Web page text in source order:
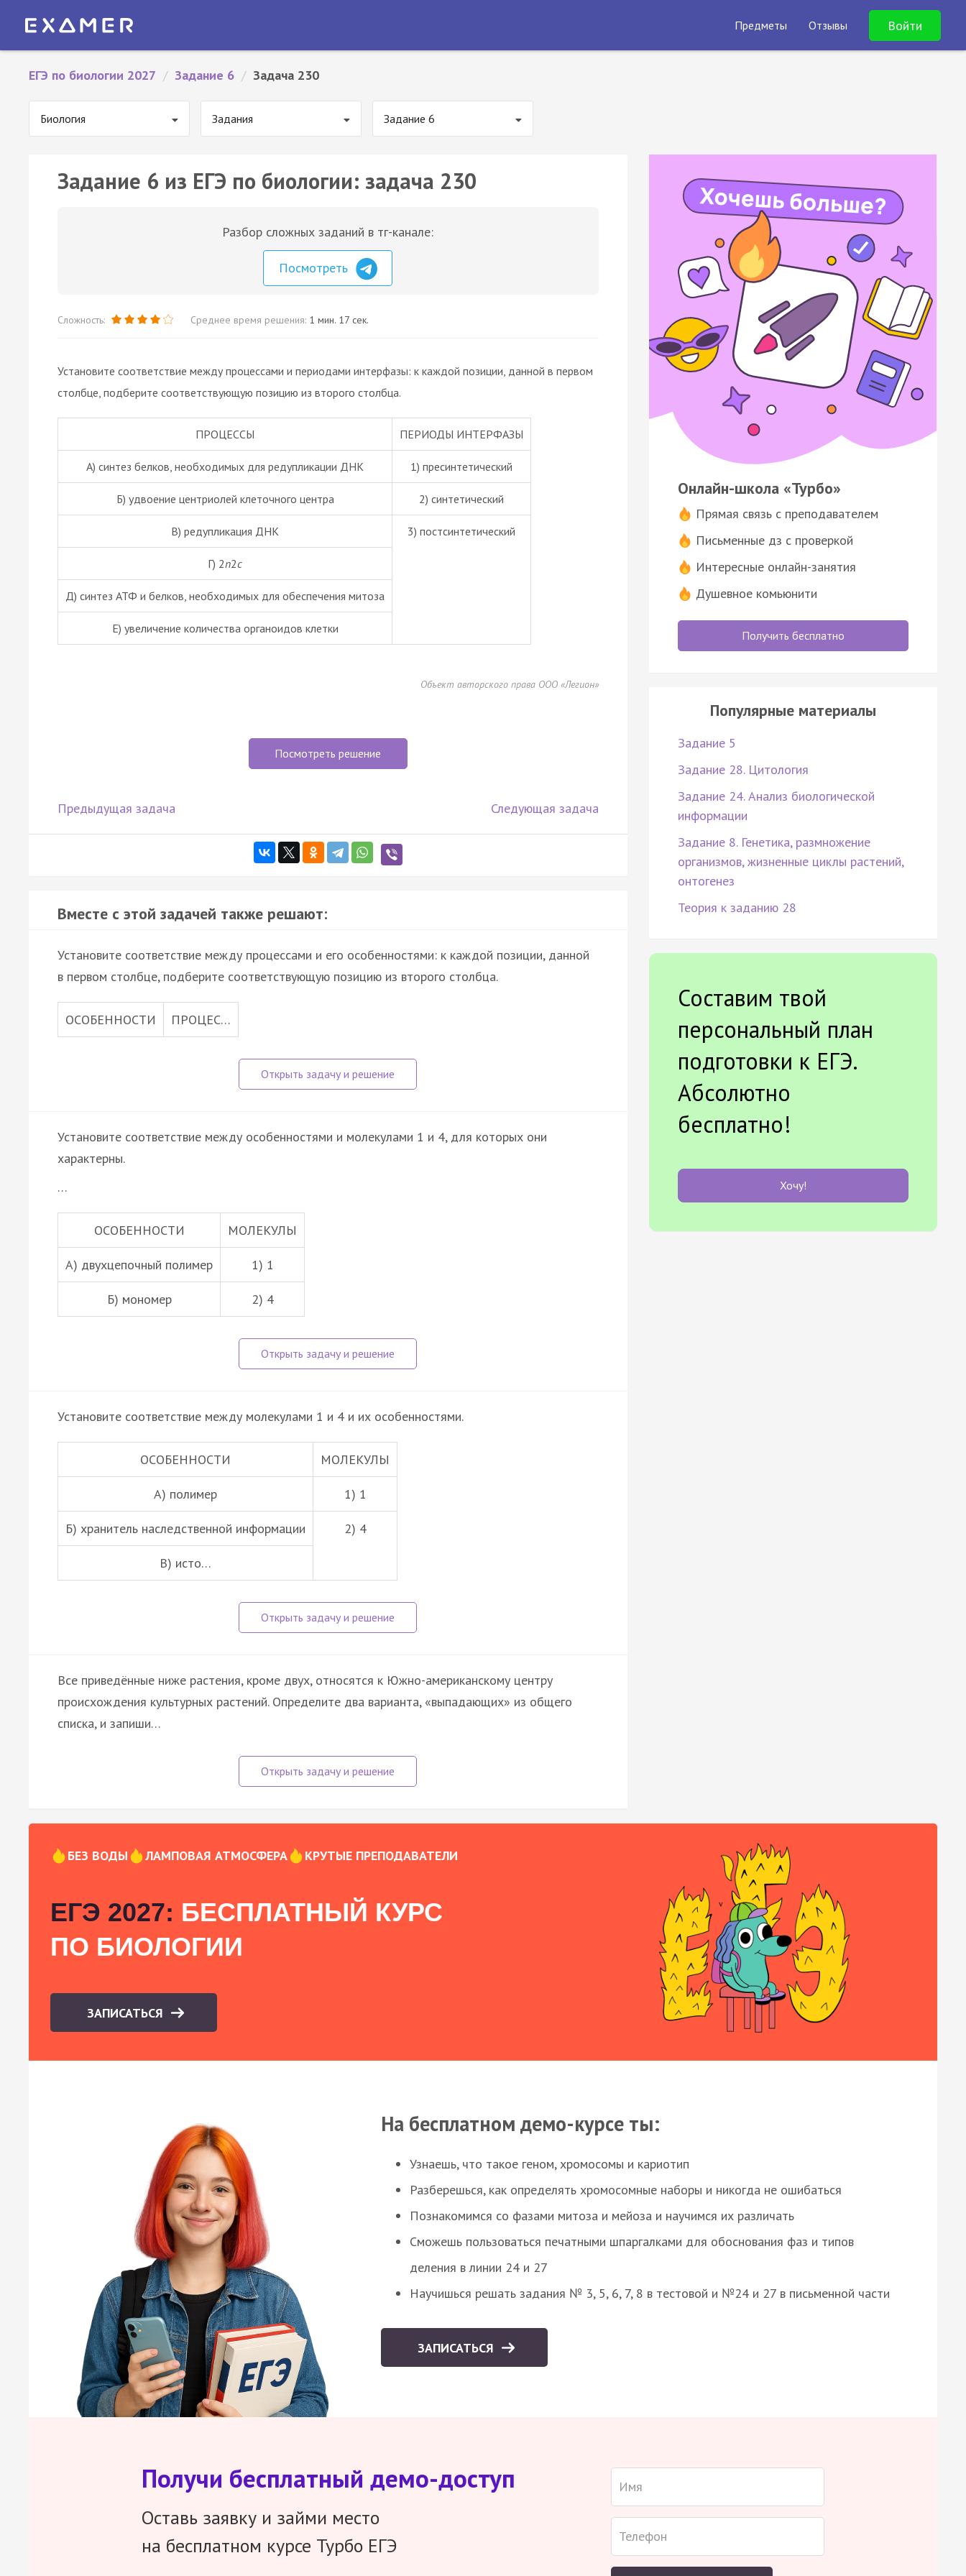
Предметы Отзывы Войти
ЕГЭ по биологии 2027 / Задание 6 / Задача 230
Биология Задания Задание 6
Задание 6 из ЕГЭ по биологии: задача 230
Разбор сложных заданий в тг-канале:
Посмотреть
Сложность: Среднее время решения: 1 мин. 17 сек.
Установите соответствие между процессами и периодами интерфазы: к каждой позиции, данной в первом
столбце, подберите соответствующую позицию из второго столбца.
ПРОЦЕССЫ ПЕРИОДЫ ИНТЕРФАЗЫ
А) синтез белков, необходимых для редупликации ДНК 1) пресинтетический
Б) удвоение центриолей клеточного центра 2) синтетический
В) редупликация ДНК 3) постсинтетический
Г) 2n2c
Д) синтез АТФ и белков, необходимых для обеспечения митоза
Е) увеличение количества органоидов клетки
Объект авторского права ООО «Легион»
Посмотреть решение
Предыдущая задача Следующая задача
Вместе с этой задачей также решают:
Установите соответствие между процессами и его особенностями: к каждой позиции, данной
в первом столбце, подберите соответствующую позицию из второго столбца.
ОСОБЕННОСТИ ПРОЦЕС…
Установите соответствие между особенностями и молекулами 1 и 4, для которых они
характерны.
…
ОСОБЕННОСТИ МОЛЕКУЛЫ
А) двухцепочный полимер 1) 1
Б) мономер 2) 4
Установите соответствие между молекулами 1 и 4 и их особенностями.
ОСОБЕННОСТИ МОЛЕКУЛЫ
А) полимер 1) 1
Б) хранитель наследственной информации 2) 4
В) исто…
Все приведённые ниже растения, кроме двух, относятся к Южно-американскому центру
происхождения культурных растений. Определите два варианта, «выпадающих» из общего
списка, и запиши…
Онлайн-школа «Турбо»
Прямая связь с преподавателем
Письменные дз с проверкой
Интересные онлайн-занятия
Душевное комьюнити
Получить бесплатно
Популярные материалы
Задание 5
Задание 28. Цитология
Задание 24. Анализ биологической
информации
Задание 8. Генетика, размножение
организмов, жизненные циклы растений,
онтогенез
Теория к заданию 28
Составим твой
персональный план
подготовки к ЕГЭ.
Абсолютно
бесплатно!
Хочу!
БЕЗ ВОДЫ ЛАМПОВАЯ АТМОСФЕРА КРУТЫЕ ПРЕПОДАВАТЕЛИ
ЕГЭ 2027: БЕСПЛАТНЫЙ КУРС
ПО БИОЛОГИИ
ЗАПИСАТЬСЯ
На бесплатном демо-курсе ты:
Узнаешь, что такое геном, хромосомы и кариотип
Разберешься, как определять хромосомные наборы и никогда не ошибаться
Познакомимся со фазами митоза и мейоза и научимся их различать
Сможешь пользоваться печатными шпаргалками для обоснования фаз и типов
деления в линии 24 и 27
Научишься решать задания № 3, 5, 6, 7, 8 в тестовой и №24 и 27 в письменной части
ЗАПИСАТЬСЯ
Получи бесплатный демо-доступ
Оставь заявку и займи место
на бесплатном курсе Турбо ЕГЭ